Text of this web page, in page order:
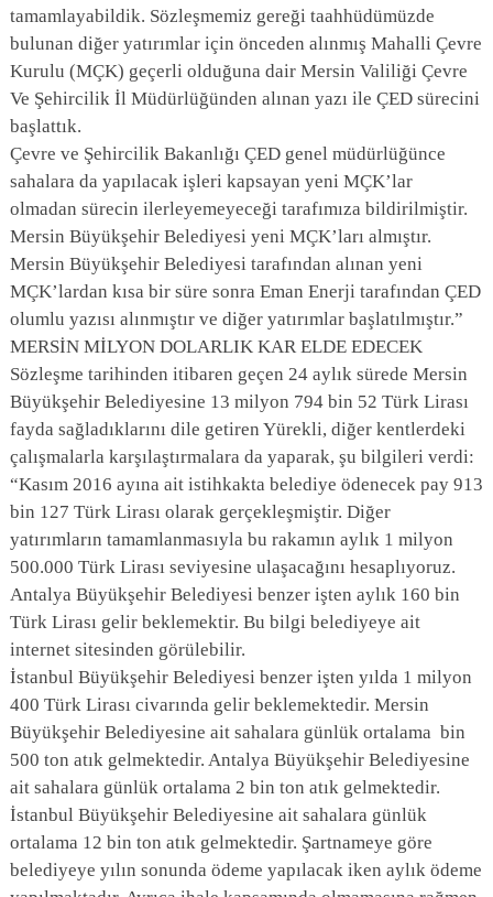
tamamlayabildik. Sözleşmemiz gereği taahhüdümüzde
bulunan diğer yatırımlar için önceden alınmış Mahalli Çevre
Kurulu (MÇK) geçerli olduğuna dair Mersin Valiliği Çevre
Ve Şehircilik İl Müdürlüğünden alınan yazı ile ÇED sürecini
başlattık.
Çevre ve Şehircilik Bakanlığı ÇED genel müdürlüğünce
sahalara da yapılacak işleri kapsayan yeni MÇK’lar
olmadan sürecin ilerleyemeyeceği tarafımıza bildirilmiştir.
Mersin Büyükşehir Belediyesi yeni MÇK’ları almıştır.
Mersin Büyükşehir Belediyesi tarafından alınan yeni
MÇK’lardan kısa bir süre sonra Eman Enerji tarafından ÇED
olumlu yazısı alınmıştır ve diğer yatırımlar başlatılmıştır.”
MERSİN MİLYON DOLARLIK KAR ELDE EDECEK
Sözleşme tarihinden itibaren geçen 24 aylık sürede Mersin
Büyükşehir Belediyesine 13 milyon 794 bin 52 Türk Lirası
fayda sağladıklarını dile getiren Yürekli, diğer kentlerdeki
çalışmalarla karşılaştırmalara da yaparak, şu bilgileri verdi:
“Kasım 2016 ayına ait istihkakta belediye ödenecek pay 913
bin 127 Türk Lirası olarak gerçekleşmiştir. Diğer
yatırımların tamamlanmasıyla bu rakamın aylık 1 milyon
500.000 Türk Lirası seviyesine ulaşacağını hesaplıyoruz.
Antalya Büyükşehir Belediyesi benzer işten aylık 160 bin
Türk Lirası gelir beklemektir. Bu bilgi belediyeye ait
internet sitesinden görülebilir.
İstanbul Büyükşehir Belediyesi benzer işten yılda 1 milyon
400 Türk Lirası civarında gelir beklemektedir. Mersin
Büyükşehir Belediyesine ait sahalara günlük ortalama bin
500 ton atık gelmektedir. Antalya Büyükşehir Belediyesine
ait sahalara günlük ortalama 2 bin ton atık gelmektedir.
İstanbul Büyükşehir Belediyesine ait sahalara günlük
ortalama 12 bin ton atık gelmektedir. Şartnameye göre
belediyeye yılın sonunda ödeme yapılacak iken aylık ödeme